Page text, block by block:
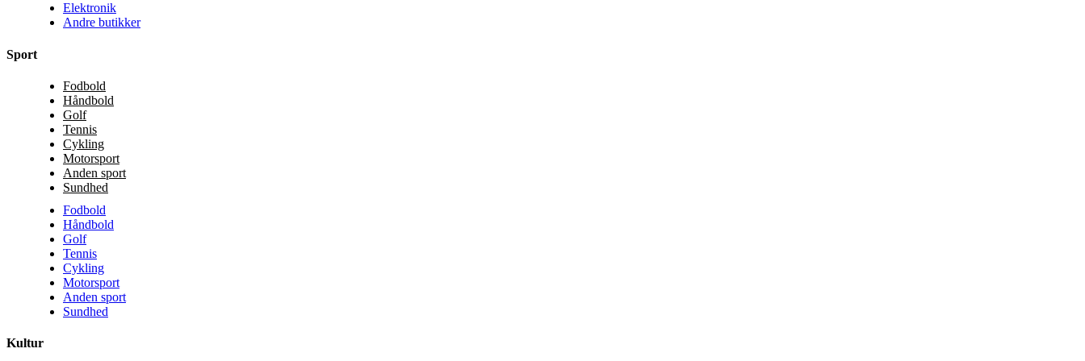
Elektronik
Andre butikker
Sport
Fodbold
Håndbold
Golf
Tennis
Cykling
Motorsport
Anden sport
Sundhed
Fodbold
Håndbold
Golf
Tennis
Cykling
Motorsport
Anden sport
Sundhed
Kultur